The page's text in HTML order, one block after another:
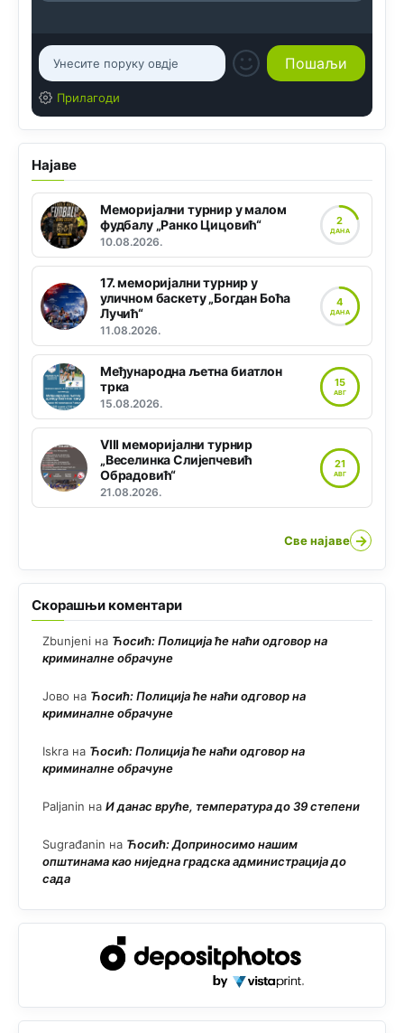
Прилагоди
Најаве
Меморијални турнир у малом
фудбалу „Ранко Цицовић“
10.08.2026.
2
ДАНА
17. меморијални турнир у
уличном баскету „Богдан Боћа
Лучић“
11.08.2026.
4
ДАНА
Међународна љетна биатлон
трка
15.08.2026.
15
АВГ
VIII меморијални турнир
„Веселинка Слијепчевић
Обрадовић“
21.08.2026.
21
АВГ
Све најаве →
Скорашњи коментари
Zbunjeni на Ћосић: Полиција ће наћи одговор на
криминалне обрачуне
Јово на Ћосић: Полиција ће наћи одговор на
криминалне обрачуне
Iskra на Ћосић: Полиција ће наћи одговор на
криминалне обрачуне
Paljanin на И данас вруће, температура до 39 степени
Sugrađanin на Ћосић: Доприносимо нашим
општинама као ниједна градска администрација до
сада